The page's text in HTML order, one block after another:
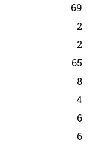
69
2
2
65
8
4
6
6